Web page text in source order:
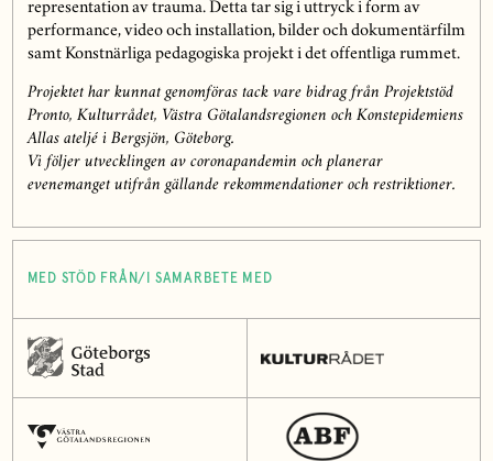
representation av trauma. Detta tar sig i uttryck i form av
performance, video och installation, bilder och dokumentärfilm
samt Konstnärliga pedagogiska projekt i det offentliga rummet.
Projektet har kunnat genomföras tack vare bidrag från Projektstöd
Pronto, Kulturrådet, Västra Götalandsregionen och Konstepidemiens
Allas ateljé i Bergsjön, Göteborg.
Vi följer utvecklingen av coronapandemin och planerar
evenemanget utifrån gällande rekommendationer och restriktioner.
MED STÖD FRÅN/I SAMARBETE MED